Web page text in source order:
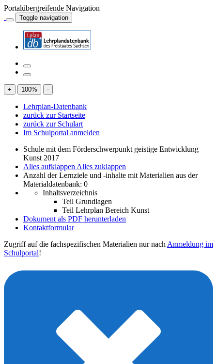
Portalübergreifende Navigation
Toggle navigation
+ 100% -
Lehrplan-Datenbank
zurück zur Startseite
zurück zur Schulart
Im Schulportal anmelden
Schule mit dem Förderschwerpunkt geistige Entwicklung
Kunst 2017
Alles aufklappen Alles zuklappen
Anzahl der Lernziele und -inhalte mit Materialien aus der
Materialdatenbank: 0
Inhaltsverzeichnis
Teil Grundlagen
Teil Lehrplan Bereich Kunst
Dokument als PDF herunterladen
Kontaktformular
Zugriff auf die fachspezifischen Materialien nur nach Anmeldung im
Schulportal!